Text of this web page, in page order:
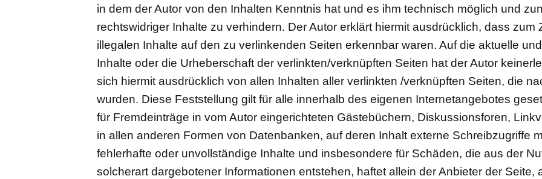
in dem der Autor von den Inhalten Kenntnis hat und es ihm technisch möglich und
rechtswidriger Inhalte zu verhindern. Der Autor erklärt hiermit ausdrücklich, dass
illegalen Inhalte auf den zu verlinkenden Seiten erkennbar waren. Auf die aktuelle
Inhalte oder die Urheberschaft der verlinkten/verknüpften Seiten hat der Autor
sich hiermit ausdrücklich von allen Inhalten aller verlinkten /verknüpften Seiten, die
wurden. Diese Feststellung gilt für alle innerhalb des eigenen Internetangebotes
für Fremdeinträge in vom Autor eingerichteten Gästebüchern, Diskussionsforen,
in allen anderen Formen von Datenbanken, auf deren Inhalt externe Schreibzugriffe
fehlerhafte oder unvollständige Inhalte und insbesondere für Schäden, die aus der
solcherart dargebotener Informationen entstehen, haftet allein der Anbieter der